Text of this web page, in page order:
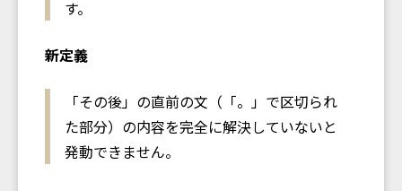
す。
新定義
「その後」の直前の文（「。」で区切られ
た部分）の内容を完全に解決していないと
発動できません。